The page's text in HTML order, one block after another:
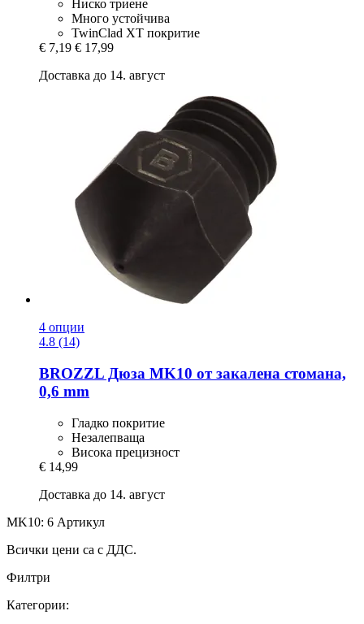
Ниско триене
Много устойчива
TwinClad XT покритие
€ 7,19 € 17,99
Доставка до 14. август
4 опции
4.8 (14)
BROZZL Дюза MK10 от закалена стомана,
0,6 mm
Гладко покритие
Незалепваща
Висока прецизност
€ 14,99
Доставка до 14. август
MK10: 6 Артикул
Всички цени са с ДДС.
Филтри
Категории: